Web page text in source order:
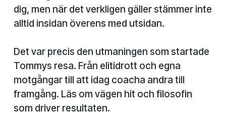
dig, men när det verkligen gäller stämmer inte
alltid insidan överens med utsidan.
Det var precis den utmaningen som startade
Tommys resa. Från elitidrott och egna
motgångar till att idag coacha andra till
framgång. Läs om vägen hit och filosofin
som driver resultaten.